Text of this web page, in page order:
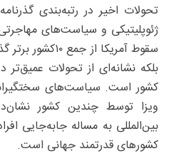
تحولات اخیر در رتبه‌بندی
ژئوپلیتیکی و سیاست‌های
سقوط آمریکا از
بلکه نشانه‌ای از تحولات
کشور است. سیاست‌های
ویزا توسط چندین کشور
بین‌المللی به مساله جابه‌جایی
کشورهای قدرتمند جهانی است.